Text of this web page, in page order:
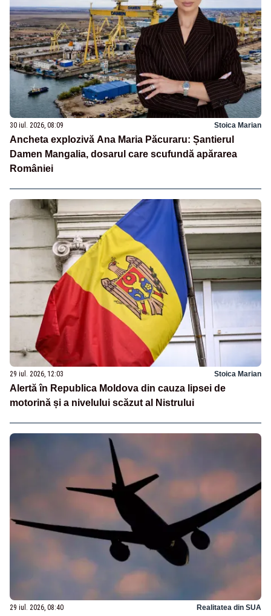
30 iul. 2026, 08:09 Stoica Marian
Ancheta explozivă Ana Maria Păcuraru: Șantierul
Damen Mangalia, dosarul care scufundă apărarea
României
29 iul. 2026, 12:03 Stoica Marian
Alertă în Republica Moldova din cauza lipsei de
motorină și a nivelului scăzut al Nistrului
29 iul. 2026, 08:40 Realitatea din SUA